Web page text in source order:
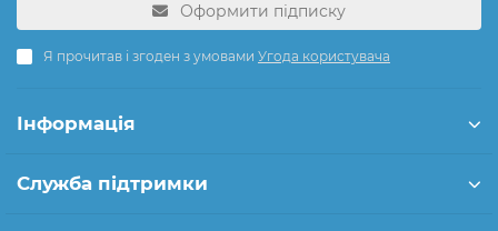
Оформити підписку
Я прочитав і згоден з умовами Угода користувача
Інформація
Служба підтримки